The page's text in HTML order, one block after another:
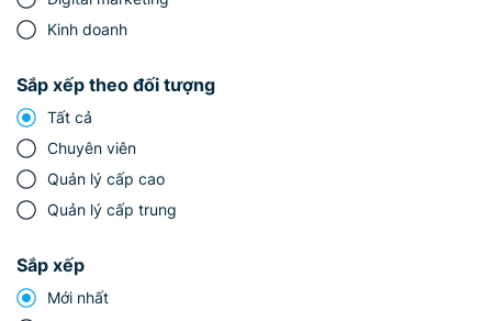
Kinh doanh
Sắp xếp theo đối tượng
Tất cả
Chuyên viên
Quản lý cấp cao
Quản lý cấp trung
Sắp xếp
Mới nhất